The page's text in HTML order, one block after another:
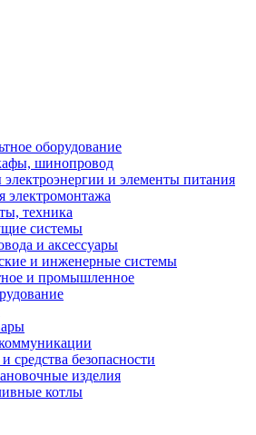
оборудование
шинопровод
электроэнергии и элементы питания
электромонтажа
техника
системы
и аксессуары
и инженерные системы
и промышленное
средства безопасности
изделия
котлы